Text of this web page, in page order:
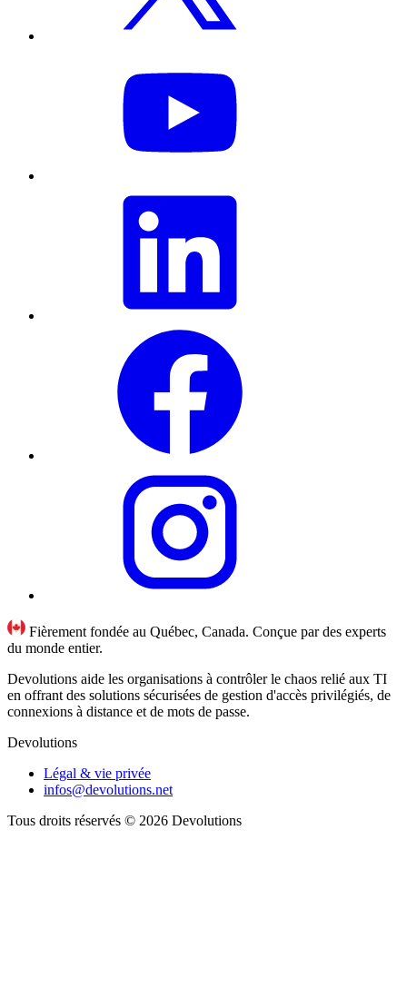
Fièrement fondée au Québec, Canada. Conçue par des experts
du monde entier.
Devolutions aide les organisations à contrôler le chaos relié aux TI
en offrant des solutions sécurisées de gestion d'accès privilégiés, de
connexions à distance et de mots de passe.
Devolutions
Légal & vie privée
infos@devolutions.net
Tous droits réservés © 2026 Devolutions